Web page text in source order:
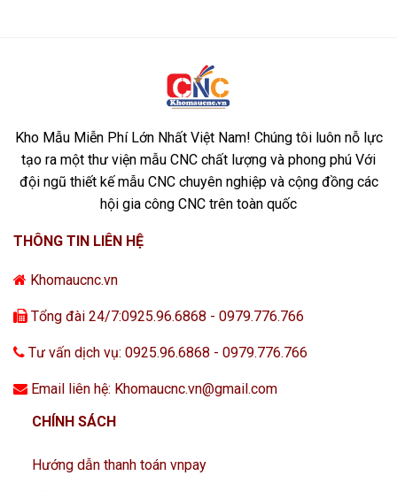
Kho Mẫu Miễn Phí Lớn Nhất Việt Nam! Chúng tôi luôn nỗ lực
tạo ra một thư viện mẫu CNC chất lượng và phong phú Với
đội ngũ thiết kế mẫu CNC chuyên nghiệp và cộng đồng các
hội gia công CNC trên toàn quốc
THÔNG TIN LIÊN HỆ
Khomaucnc.vn
Tổng đài 24/7:0925.96.6868 - 0979.776.766
Tư vấn dịch vụ: 0925.96.6868 - 0979.776.766
Email liên hệ: Khomaucnc.vn@gmail.com
CHÍNH SÁCH
Hướng dẫn thanh toán vnpay